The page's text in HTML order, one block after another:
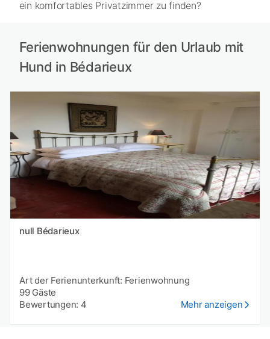
ein komfortables Privatzimmer zu finden?
Ferienwohnungen für den Urlaub mit
Hund in Bédarieux
null Bédarieux
Art der Ferienunterkunft: Ferienwohnung
99 Gäste
Bewertungen: 4
Mehr anzeigen